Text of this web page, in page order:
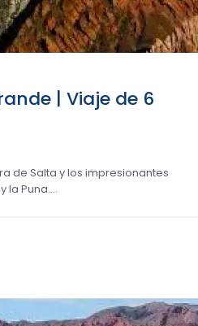
| Viaje de 6
de Salta y los impresionantes
la Puna....